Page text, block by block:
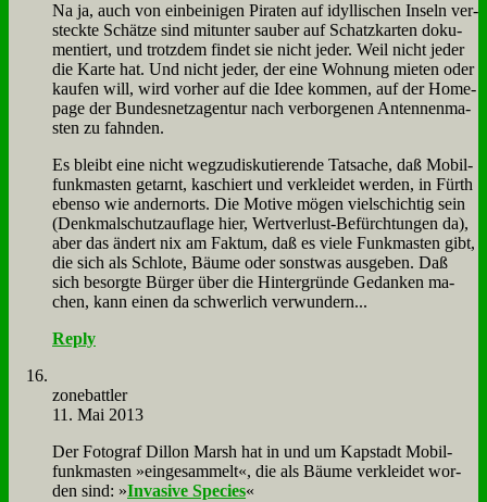
Na ja, auch von ein­bei­ni­gen Pi­ra­ten auf idyl­li­schen In­seln ver­
steck­te Schät­ze sind mit­un­ter sau­ber auf Schatz­kar­ten do­ku­
men­tiert, und trotz­dem fin­det sie nicht je­der. Weil nicht je­der
die Kar­te hat. Und nicht je­der, der ei­ne Woh­nung mie­ten oder
kau­fen will, wird vor­her auf die Idee kom­men, auf der Home­
page der Bun­des­netz­agen­tur nach ver­bor­ge­nen An­ten­nen­ma­
sten zu fahn­den.
Es bleibt ei­ne nicht weg­zu­dis­ku­tie­ren­de Tat­sa­che, daß Mo­bil­
funk­ma­sten ge­tarnt, ka­schiert und ver­klei­det wer­den, in Fürth
eben­so wie an­dern­orts. Die Mo­ti­ve mö­gen viel­schich­tig sein
(Denk­mal­schutz­auf­la­ge hier, Wert­ver­lust-Be­fürch­tun­gen da),
aber das än­dert nix am Fak­tum, daß es vie­le Funk­ma­sten gibt,
die sich als Schlo­te, Bäu­me oder sonst­was aus­ge­ben. Daß
sich be­sorg­te Bür­ger über die Hin­ter­grün­de Ge­dan­ken ma­
chen, kann ei­nen da schwer­lich ver­wun­dern...
Reply
zone­batt­ler
11. Mai 2013
Der Fo­to­graf Dil­lon Marsh hat in und um Kap­stadt Mo­bil­
funk­ma­sten »ein­ge­sam­melt«, die als Bäu­me ver­klei­det wor­
den sind: »In­va­si­ve Spe­ci­es«